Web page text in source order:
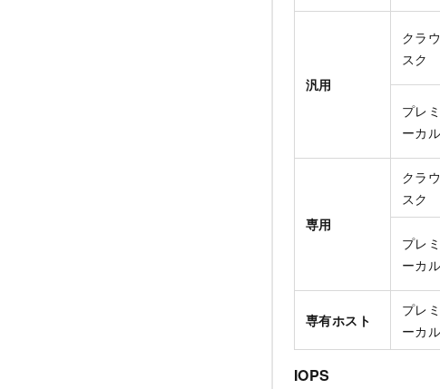
汎用
クラ
スク
プレ
ーカ
専用
クラ
スク
プレ
ーカ
専有ホスト
プレ
ーカ
IOPS